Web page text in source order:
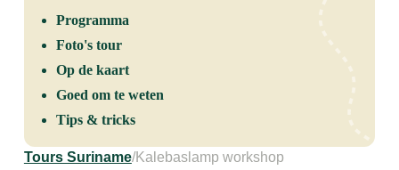
Tours Suriname/Kalebaslamp workshop
Programma
Foto's tour
Op de kaart
Goed om te weten
Tips & tricks